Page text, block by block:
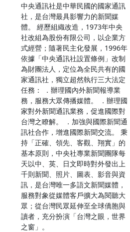
中央通訊社是中華民國的國家通訊
社，是台灣最具影響力的新聞媒
體。 經歷組織改造，1973年中央
社改組為股份有限公司，以企業方
式經營；隨著民主化發展，1996年
依據「中央通訊社設置條例」改制
為財團法人，定位為全民共有的國
家通訊社，獨立超然執行三大法定
任務： ．辦理國內外新聞報導業
務，服務大眾傳播媒體。 ．辦理國
家對外新聞通訊業務，促進國際對
台灣之瞭解。 ．加強與國際新聞通
訊社合作，增進國際新聞交流。 秉
持「正確、領先、客觀、翔實」的
基本原則，中央社專業新聞團隊每
天以中、英、日文即時對外發出上
千則新聞、照片、圖表、影音與資
訊，是台灣唯一多語文新聞媒體，
服務對象從媒體客戶擴大為閱聽大
眾；從台灣民眾延伸至全球僑胞與
讀者，充分扮演「台灣之眼，世界
之窗」。